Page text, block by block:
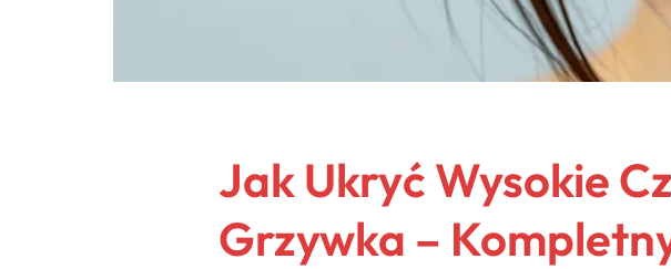
Jak Ukryć Wysokie
Grzywka –